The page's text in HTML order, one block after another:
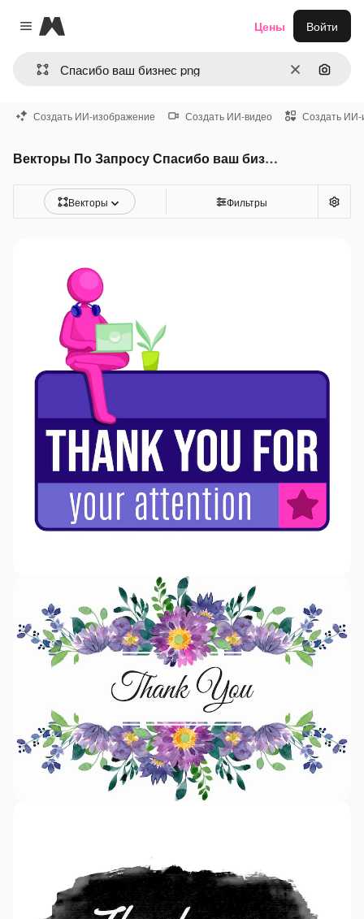
Close menu
Magnific
ОчиститьПоиск
Цены Войти
Создать ИИ-изображение Создать ИИ-видео Создать ИИ-
Векторы По Запросу Спасибо ваш бизнес png
Векторы Фильтры